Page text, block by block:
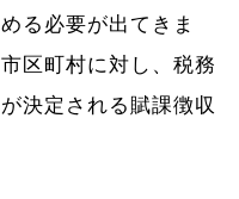
る必要が出てきま
区町村に対し、税務
決定される賦課徴収